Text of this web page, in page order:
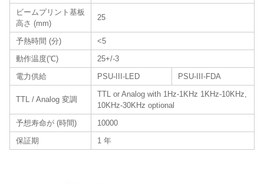
ビームプリント基板
高さ (mm)
25
予熱時間 (分)
<5
動作温度(℃)
25+/-3
電力供給
PSU-III-LED PSU-III-FDA
TTL / Analog 変調
TTL or Analog with 1Hz-1KHz 1KHz-10KHz,
10KHz-30KHz optional
予想寿命が (時間)
10000
保証期
1 年